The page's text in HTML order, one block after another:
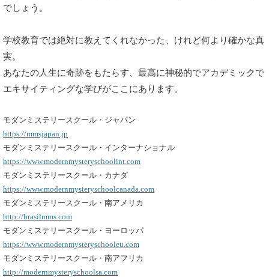
でしょう。
学校教育では絶対に教えてくれなかった、けれど何より確かな真
実。
あなたの人生に奇跡をもたらす、最高に神秘的でアカデミックで
エキサイティングな学びがここにあります。
モダンミステリースクール・ジャパン
https://mmsjapan.jp
モダンミステリースクール・インターナショナル
https://www.modernmysteryschoolint.com
モダンミステリースクール・カナダ
https://www.modernmysteryschoolcanada.com
モダンミステリースクール・南アメリカ
http://brasilmms.com
モダンミステリースクール・ヨーロッパ
https://www.modernmysteryschooleu.com
モダンミステリースクール・南アフリカ
http://modernmysteryschoolsa.com